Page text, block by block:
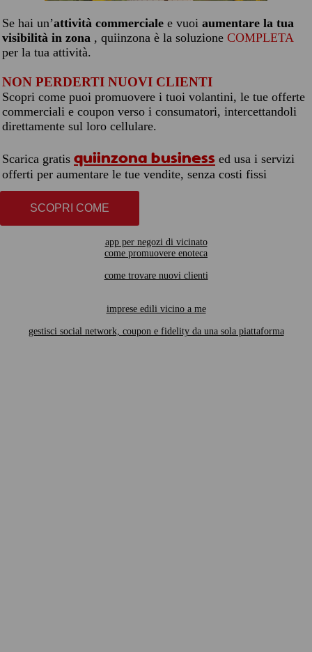
Se hai un’attività commerciale e vuoi aumentare la tua
visibilità in zona , quiinzona è la soluzione COMPLETA
per la tua attività.
NON PERDERTI NUOVI CLIENTI
Scopri come puoi promuovere i tuoi volantini, le tue offerte
commerciali e coupon verso i consumatori, intercettandoli
direttamente sul loro cellulare.
Scarica gratis quiinzona business ed usa i servizi
offerti per aumentare le tue vendite, senza costi fissi
SCOPRI COME
app per negozi di vicinato
come promuovere enoteca
come trovare nuovi clienti
imprese edili vicino a me
gestisci social network, coupon e fidelity da una sola piattaforma